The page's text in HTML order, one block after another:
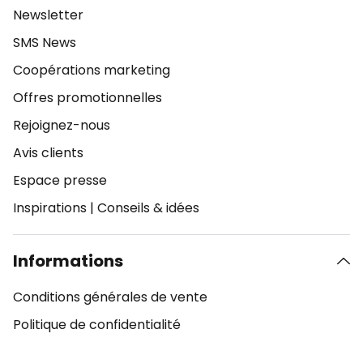
Newsletter
SMS News
Coopérations marketing
Offres promotionnelles
Rejoignez-nous
Avis clients
Espace presse
Inspirations | Conseils & idées
Informations
Conditions générales de vente
Politique de confidentialité